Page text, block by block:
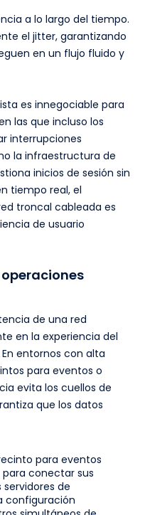
a lo largo del tiempo.
el jitter, garantizando
en un flujo fluido y
es innegociable para
las que incluso los
interrupciones
la infraestructura de
inicios de sesión sin
tiempo real, el
troncal cableada es
de usuario
de una red
en la experiencia del
entornos con alta
para eventos o
evita los cuellos de
que los datos
para eventos
conectar sus
de
configuración